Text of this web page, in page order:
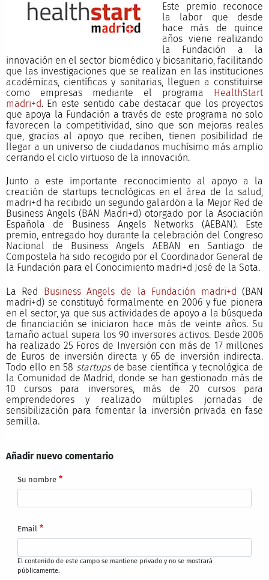
Este premio reconoce
la labor que desde
hace más de quince
años viene realizando
la Fundación a la
innovación en el sector biomédico y biosanitario, facilitando
que las investigaciones que se realizan en las instituciones
académicas, científicas y sanitarias, lleguen a constituirse
como empresas mediante el programa HealthStart
madri+d. En este sentido cabe destacar que los proyectos
que apoya la Fundación a través de este programa no solo
favorecen la competitividad, sino que son mejoras reales
que, gracias al apoyo que reciben, tienen posibilidad de
llegar a un universo de ciudadanos muchísimo más amplio
cerrando el ciclo virtuoso de la innovación.
Junto a este importante reconocimiento al apoyo a la
creación de startups tecnológicas en el área de la salud,
madri+d ha recibido un segundo galardón a la Mejor Red de
Business Angels (BAN Madri+d) otorgado por la Asociación
Española de Business Angels Networks (AEBAN). Este
premio, entregado hoy durante la celebración del Congreso
Nacional de Business Angels AEBAN en Santiago de
Compostela ha sido recogido por el Coordinador General de
la Fundación para el Conocimiento madri+d José de la Sota.
La Red Business Angels de la Fundación madri+d (BAN
madri+d) se constituyó formalmente en 2006 y fue pionera
en el sector, ya que sus actividades de apoyo a la búsqueda
de financiación se iniciaron hace más de veinte años. Su
tamaño actual supera los 90 inversores activos. Desde 2006
ha realizado 25 Foros de Inversión con más de 17 millones
de Euros de inversión directa y 65 de inversión indirecta.
Todo ello en 58 startupsde base científica y tecnológica de
la Comunidad de Madrid, donde se han gestionado más de
10 cursos para inversores, más de 20 cursos para
emprendedores y realizado múltiples jornadas de
sensibilización para fomentar la inversión privada en fase
semilla.
Añadir nuevo comentario
Su nombre
Email
El contenido de este campo se mantiene privado y no se mostrará
públicamente.